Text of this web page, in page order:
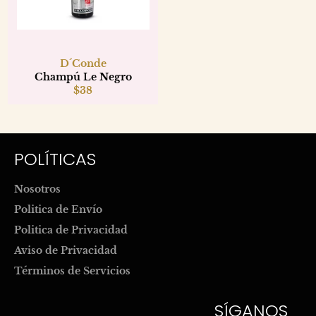
D´Conde
Champú Le Negro
Precio
$38
POLÍTICAS
Nosotros
Politica de Envío
Politica de Privacidad
Aviso de Privacidad
Términos de Servicios
SÍGANOS